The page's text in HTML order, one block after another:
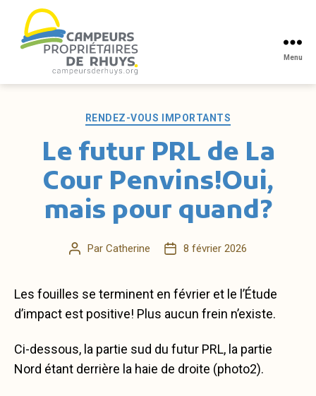
Campeurs
Menu
Catégories
RENDEZ-VOUS IMPORTANTS
Le futur PRL de La
Cour Penvins!Oui,
mais pour quand?
Auteur
Par Catherine
Date8 février 2026
Les fouilles se terminent en février et le l’Étude
d’impact est positive! Plus aucun frein n’existe.
Ci-dessous, la partie sud du futur PRL, la partie
Nord étant derrière la haie de droite (photo2).